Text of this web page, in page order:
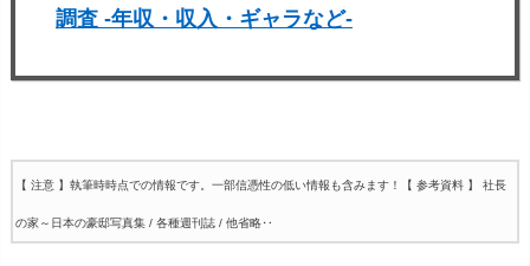
調査 -年収・収入・ギャラなど-
【 注意 】執筆時時点での情報です。一部信憑性の低い情報も含みます！ 【 参考資料 】 社長
の家～日本の豪邸写真集 / 各種週刊誌 / 他省略‥